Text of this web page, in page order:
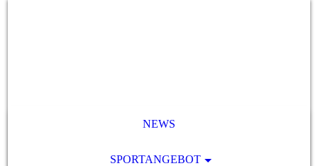
NEWS
SPORTANGEBOT